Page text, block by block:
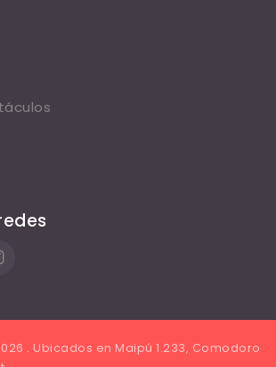
. Ubicados en Maipú 1.233, Comodoro